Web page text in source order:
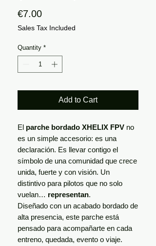
€7.00Price
Sales Tax Included
Quantity *
Add to Cart
El parche bordado XHELIX FPV no
es un simple accesorio: es una
declaración. Es llevar contigo el
símbolo de una comunidad que crece
unida, fuerte y con visión. Un
distintivo para pilotos que no solo
vuelan… representan.
Diseñado con un acabado bordado de
alta presencia, este parche está
pensado para acompañarte en cada
entreno, quedada, evento o viaje.